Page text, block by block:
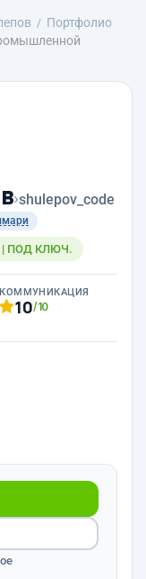
Портфолио
›shulepov_code
| ПОД КЛЮЧ.
КОММУНИКАЦИЯ
10/10